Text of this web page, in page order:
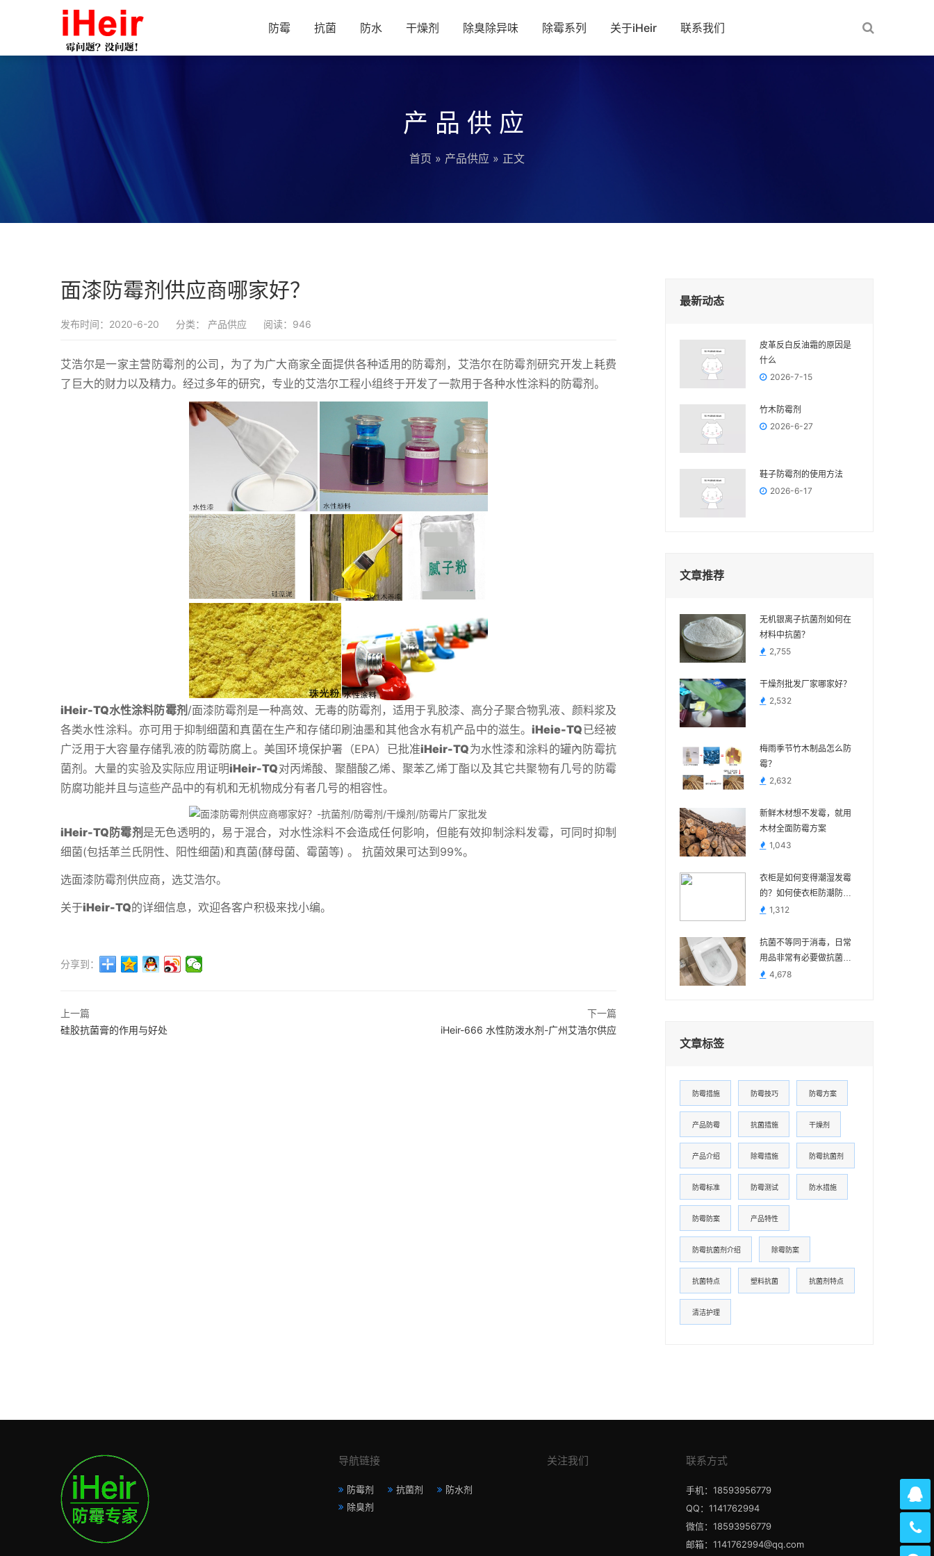
防霉 抗菌 防水 干燥剂 除臭除异味 除霉系列 关于iHeir 联系我们
产品供应
首页 » 产品供应 » 正文
面漆防霉剂供应商哪家好？
发布时间：2020-6-20 分类： 产品供应 阅读：946
艾浩尔是一家主营防霉剂的公司，为了为广大商家全面提供各种适用的防霉剂，艾浩尔在防霉剂研究开发上耗费
了巨大的财力以及精力。经过多年的研究，专业的艾浩尔工程小组终于开发了一款用于各种水性涂料的防霉剂。
iHeir-TQ水性涂料防霉剂 /面漆防霉剂是一种高效、无毒的防霉剂，适用于乳胶漆、高分子聚合物乳液、颜料浆及
各类水性涂料。亦可用于抑制细菌和真菌在生产和存储印刷油墨和其他含水有机产品中的滋生。iHeie-TQ已经被
广泛用于大容量存储乳液的防霉防腐上。美国环境保护署（EPA）已批准iHeir-TQ为水性漆和涂料的罐內防霉抗
菌剂。大量的实验及实际应用证明iHeir-TQ对丙烯酸、聚醋酸乙烯、聚苯乙烯丁酯以及其它共聚物有几号的防霉
防腐功能并且与這些产品中的有机和无机物成分有者几号的相容性。
iHeir-TQ防霉剂 是无色透明的，易于混合，对水性涂料不会造成任何影响，但能有效抑制涂料发霉，可同时抑制
细菌(包括革兰氏阴性、阳性细菌)和真菌(酵母菌、霉菌等) 。 抗菌效果可达到99%。
选面漆防霉剂供应商，选艾浩尔。
关于iHeir-TQ的详细信息，欢迎各客户积极来找小编。
分享到：
上一篇
硅胶抗菌膏的作用与好处
下一篇
iHeir-666 水性防泼水剂-广州艾浩尔供应
最新动态
皮革反白反油霜的原因是
什么
2026-7-15
竹木防霉剂
2026-6-27
鞋子防霉剂的使用方法
2026-6-17
文章推荐
无机银离子抗菌剂如何在
材料中抗菌？
2,755
干燥剂批发厂家哪家好？
2,532
梅雨季节竹木制品怎么防
霉？
2,632
新鲜木材想不发霉，就用
木材全面防霉方案
1,043
衣柜是如何变得潮湿发霉
的？如何使衣柜防潮防
霉？1,312
抗菌不等同于消毒，日常
用品非常有必要做抗菌处
理 4,678
文章标签
防霉措施 防霉技巧 防霉方案
产品防霉 抗菌措施 干燥剂
产品介绍 除霉措施 防霉抗菌剂
防霉标准 防霉测试 防水措施
防霉防案 产品特性
防霉抗菌剂介绍 除霉防案
抗菌特点 塑料抗菌 抗菌剂特点
清洁护理
导航链接
防霉剂 抗菌剂
防水剂
除臭剂
关注我们 联系方式
手机：18593956779
QQ：1141762994
微信：18593956779
邮箱：1141762994@qq.com